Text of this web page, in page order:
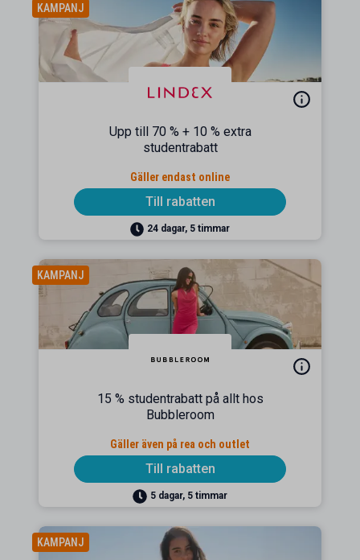
KAMPANJ
Upp till 70 % + 10 % extra
studentrabatt
Gäller endast online
Till rabatten
24 dagar, 5 timmar
KAMPANJ
15 % studentrabatt på allt hos
Bubbleroom
Gäller även på rea och outlet
Till rabatten
5 dagar, 5 timmar
KAMPANJ